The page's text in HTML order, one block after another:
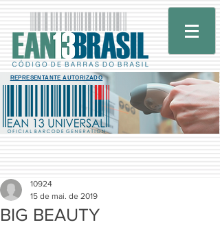
REPRESENTANTE AUTORIZADO
BIG BEAUTY
10924
15 de mai. de 2019